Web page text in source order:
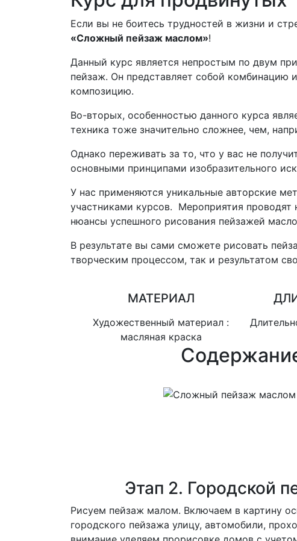
Если вы не боитесь трудностей в жизни и
«Сложный пейзаж маслом»!
Данный курс является непростым по двум
пейзаж. Он представляет собой
композицию.
Во-вторых, особенностью данного курса
техника тоже значительно сложнее, чем,
Однако переживать за то, что у вас не
основными принципами изобразительного
У нас применяются уникальные авторские
участниками курсов. Мероприятия проводят
нюансы успешного рисования пейзажей
В результате вы сами сможете рисовать
творческим процессом, так и результатом
МАТЕРИАЛ
Художественный материал :
масляная краска
Этап 2. Городской
Рисуем пейзаж малом. Включаем в картину
городского пейзажа улицу, автомобили,